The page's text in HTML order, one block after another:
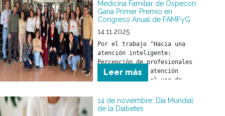
Medicina Familiar de Ospecon:
Gana Primer Premio en
Congreso Anual de FAMFyG
14.11.2025
Por el trabajo "Hacia una
atención inteligente:
Percepción de profesionales
de la salud en atención
primaria sobre el uso de
herramienta en la práctica
Leer más
14 de noviembre: Día Mundial
de la Diabetes